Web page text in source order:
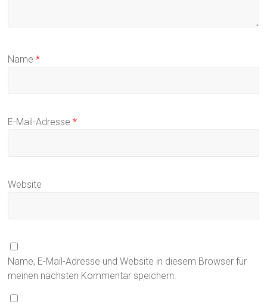
Name*
E-Mail-Adresse*
Website
Name, E-Mail-Adresse und Website in diesem Browser für
meinen nächsten Kommentar speichern.